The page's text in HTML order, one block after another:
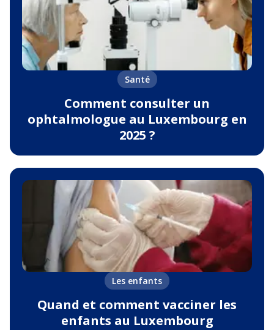
Santé
Comment consulter un
ophtalmologue au Luxembourg en
2025 ?
Les enfants
Quand et comment vacciner les
enfants au Luxembourg